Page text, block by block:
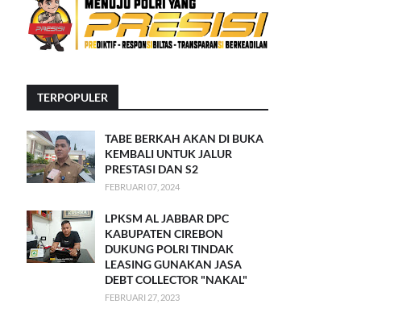
TERPOPULER
TABE BERKAH AKAN DI BUKA
KEMBALI UNTUK JALUR
PRESTASI DAN S2
FEBRUARI 07, 2024
LPKSM AL JABBAR DPC
KABUPATEN CIREBON
DUKUNG POLRI TINDAK
LEASING GUNAKAN JASA
DEBT COLLECTOR "NAKAL"
FEBRUARI 27, 2023